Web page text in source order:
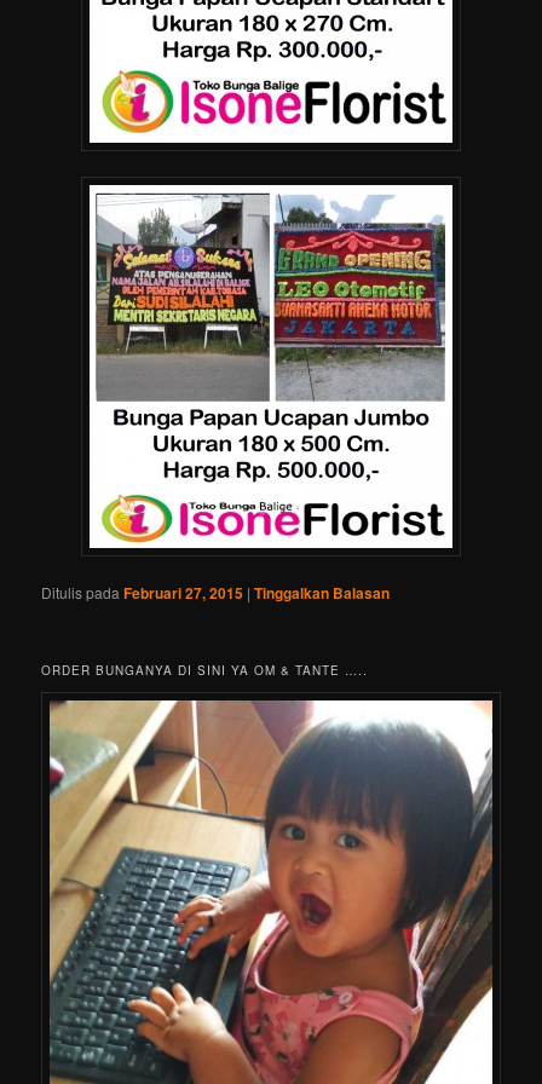
Ditulis padaFebruari 27, 2015 |Tinggalkan Balasan
ORDER BUNGANYA DI SINI YA OM & TANTE …..